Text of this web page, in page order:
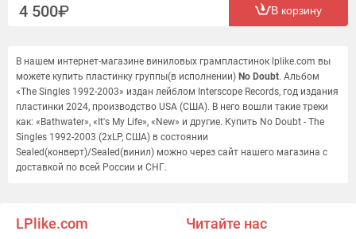
4 500 В корзину
В нашем интернет-магазине виниловых грампластинок lplike.com вы
можете купить пластинку группы(в исполнении) No Doubt. Альбом
«The Singles 1992-2003» издан лейблом Interscope Records, год издания
пластинки 2024, производство USA (США). В него вошли такие треки
как: «Bathwater», «It's My Life», «New» и другие. Купить No Doubt - The
Singles 1992-2003 (2xLP, США) в состоянии
Sealed(конверт)/Sealed(винил) можно через сайт нашего магазина с
доставкой по всей России и СНГ.
LPlike.com Читайте нас